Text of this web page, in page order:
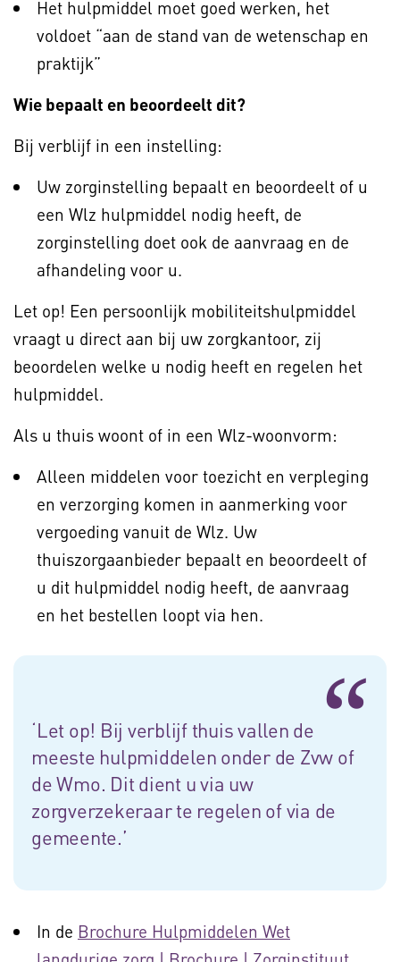
Het hulpmiddel moet goed werken, het
voldoet “aan de stand van de wetenschap en
praktijk”
Wie bepaalt en beoordeelt dit?
Bij verblijf in een instelling:
Uw zorginstelling bepaalt en beoordeelt of u
een Wlz hulpmiddel nodig heeft, de
zorginstelling doet ook de aanvraag en de
afhandeling voor u.
Let op! Een persoonlijk mobiliteitshulpmiddel
vraagt u direct aan bij uw zorgkantoor, zij
beoordelen welke u nodig heeft en regelen het
hulpmiddel.
Als u thuis woont of in een Wlz-woonvorm:
Alleen middelen voor toezicht en verpleging
en verzorging komen in aanmerking voor
vergoeding vanuit de Wlz. Uw
thuiszorgaanbieder bepaalt en beoordeelt of
u dit hulpmiddel nodig heeft, de aanvraag
en het bestellen loopt via hen.
‘Let op! Bij verblijf thuis vallen de
meeste hulpmiddelen onder de Zvw of
de Wmo. Dit dient u via uw
zorgverzekeraar te regelen of via de
gemeente.’
In de Brochure Hulpmiddelen Wet